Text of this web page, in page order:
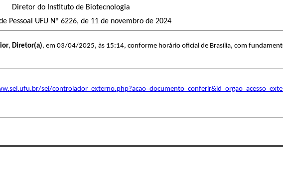
Diretor do Instituto de Biotecnologia
Pessoal UFU Nº 6226, de 11 de novembro de 2024
, Diretor(a), em 03/04/2025, às 15:14, conforme horário oficial de Brasília, com
sei/